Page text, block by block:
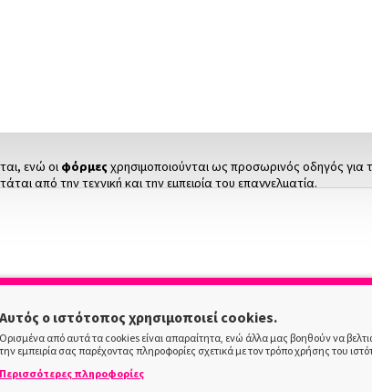
εφαρμογής και κάθε επίπεδο εμπειρίας. Είτε αναζητάτε
ενώ οι φόρμεςχρησιμοποιούνται ως προσωρινός οδηγός για
από την τεχνική και την εμπειρία του επαγγελματία.
νυχιού. Η σωστή επιλογή μεγέθους προσφέρει μεγαλύτερη
και υγρασίες.
όσο και για όσους ξεκινούν να ασχολούνται με την
και σχήματος.
Αυτός ο ιστότοπος χρησιμοποιεί cookies.
Ορισμένα από αυτά τα cookies είναι απαραίτητα, ενώ άλλα μας βοηθούν να
την εμπειρία σας παρέχοντας πληροφορίες σχετικά με τον τρόπο χρήσης του
Περισσότερες πληροφορίες